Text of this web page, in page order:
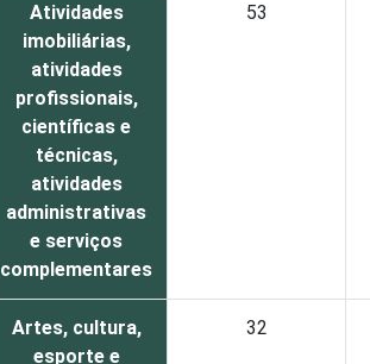
Atividades
imobiliárias,
atividades
profissionais,
científicas e
técnicas,
atividades
administrativas
e serviços
complementares
53
Artes, cultura,
esporte e
32